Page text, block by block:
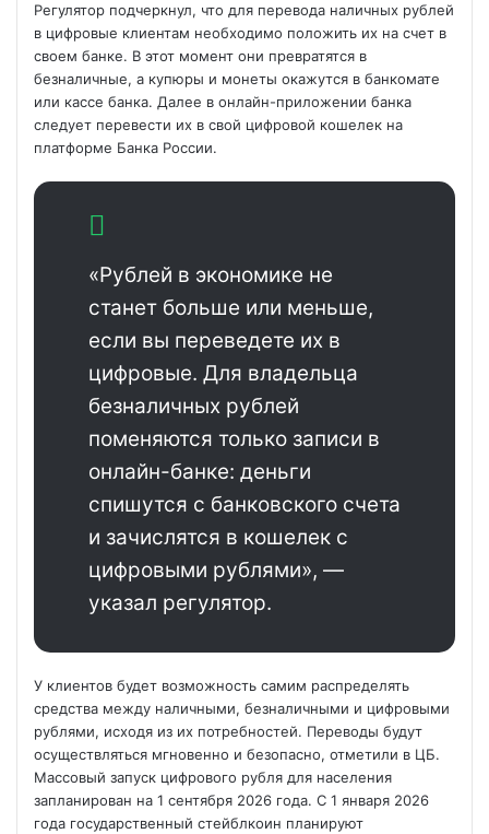
Регулятор подчеркнул, что для перевода наличных рублей
в цифровые клиентам необходимо положить их на счет в
своем банке. В этот момент они превратятся в
безналичные, а купюры и монеты окажутся в банкомате
или кассе банка. Далее в онлайн-приложении банка
следует перевести их в свой цифровой кошелек на
платформе Банка России.
«Рублей в экономике не
станет больше или меньше,
если вы переведете их в
цифровые. Для владельца
безналичных рублей
поменяются только записи в
онлайн-банке: деньги
спишутся с банковского счета
и зачислятся в кошелек с
цифровыми рублями», —
указал регулятор.
У клиентов будет возможность самим распределять
средства между наличными, безналичными и цифровыми
рублями, исходя из их потребностей. Переводы будут
осуществляться мгновенно и безопасно, отметили в ЦБ.
Массовый запуск цифрового рубля для населения
запланирован на 1 сентября 2026 года. С 1 января 2026
года государственный стейблкоин планируют